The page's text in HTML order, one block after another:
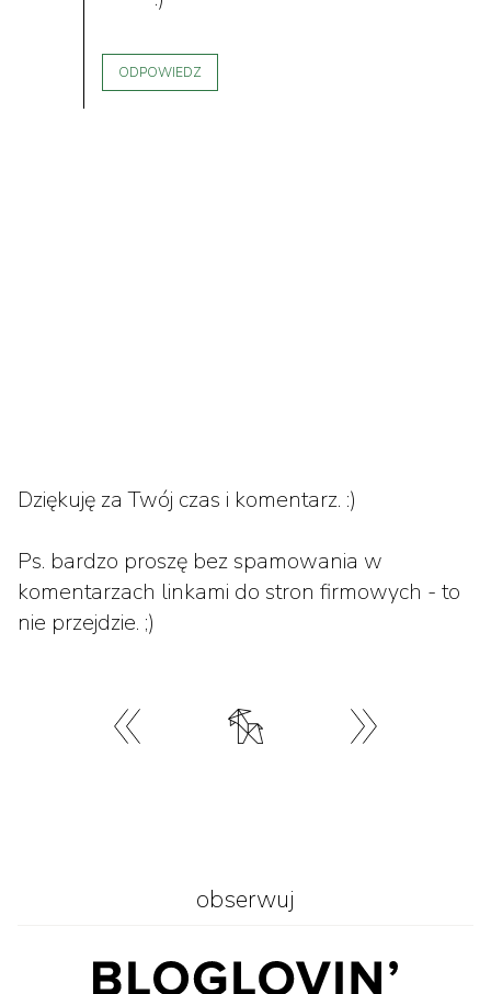
ODPOWIEDZ
Dziękuję za Twój czas i komentarz. :)
Ps. bardzo proszę bez spamowania w
komentarzach linkami do stron firmowych - to
nie przejdzie. ;)
obserwuj